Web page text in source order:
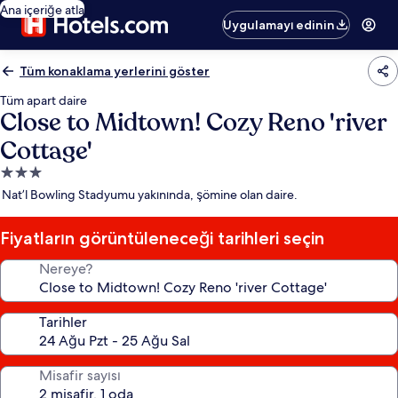
Ana içeriğe atla
Uygulamayı edinin
Tüm konaklama yerlerini göster
Tüm apart daire
Close to Midtown! Cozy Reno 'river
Cottage'
3.0
yıldızlı
yeri
Nat’l Bowling Stadyumu yakınında, şömine olan daire.
Fiyatların görüntüleneceği tarihleri seçin
Nereye?
Tarihler
Misafir sayısı